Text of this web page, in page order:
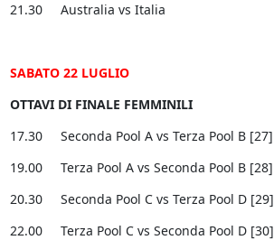
21.30 Australia vs Italia
SABATO 22 LUGLIO
OTTAVI DI FINALE FEMMINILI
17.30 Seconda Pool A vs Terza Pool B [27]
19.00 Terza Pool A vs Seconda Pool B [28]
20.30 Seconda Pool C vs Terza Pool D [29]
22.00 Terza Pool C vs Seconda Pool D [30]